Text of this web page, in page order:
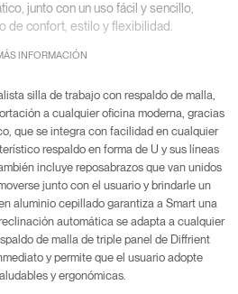
junto con un uso fácil y sencillo,
de confort, estilo y flexibilidad.
de Humanscale, incorpora la
sin mecanismos para
a cualquier usuario.
INFORMACIÓN
silla de trabajo con respaldo de malla,
a cualquier oficina moderna, gracias
que se integra con facilidad en cualquier
respaldo en forma de U y sus líneas
incluye reposabrazos que van unidos
junto con el usuario y brindarle un
aluminio cepillado garantiza a Smart una
automática se adapta a cualquier
de malla de triple panel de Diffrient
y permite que el usuario adopte
y ergonómicas.